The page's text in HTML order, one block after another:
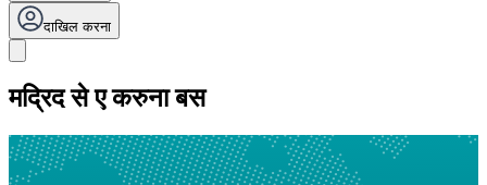
दाखिल करना
मद्रिद से ए करुना बस